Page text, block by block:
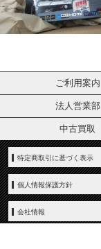
ご利用案内
法人営業部
中古買取
特定商取引に基づく表示
個人情報保護方針
会社情報